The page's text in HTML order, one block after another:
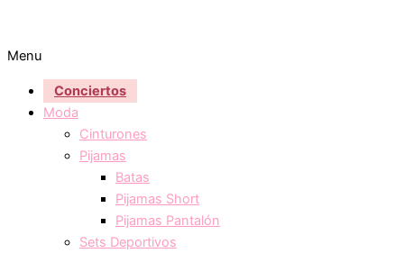
Menu
Conciertos
Moda
Cinturones
Pijamas
Batas
Pijamas Short
Pijamas Pantalón
Sets Deportivos